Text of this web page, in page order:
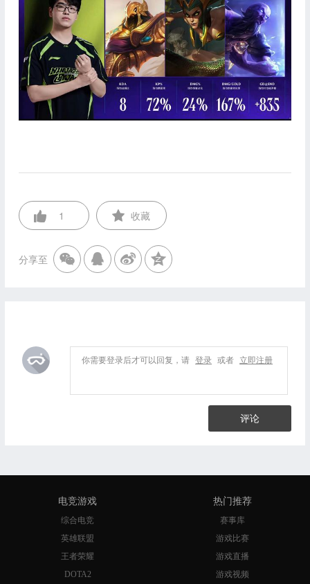
1 收藏
分享至
你需要登录后才可以回复，请 登录 或者 立即注册
评论
电竞游戏
综合电竞
英雄联盟
王者荣耀
DOTA2
热门推荐
赛事库
游戏比赛
游戏直播
游戏视频